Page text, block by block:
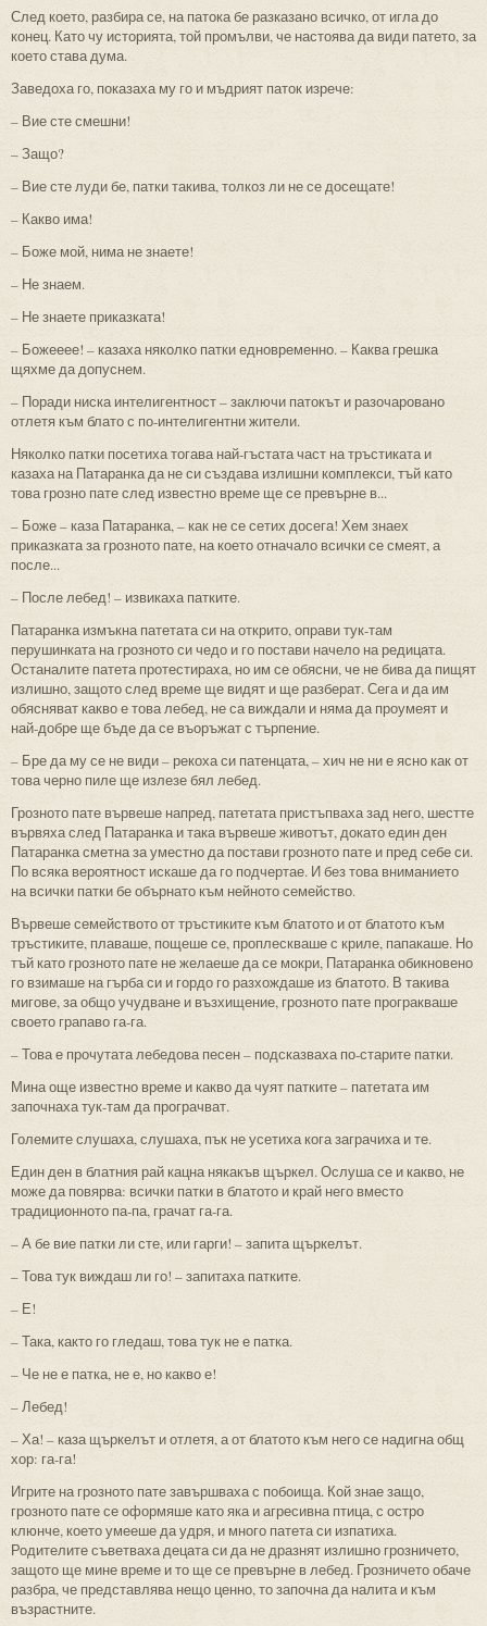
След което, разбира се, на патока бе разказано всичко, от игла до
конец. Като чу историята, той промълви, че настоява да види патето, за
което става дума.
Заведоха го, показаха му го и мъдрият паток изрече:
– Вие сте смешни!
– Защо?
– Вие сте луди бе, патки такива, толкоз ли не се досещате!
– Какво има!
– Боже мой, нима не знаете!
– Не знаем.
– Не знаете приказката!
– Божееее! – казаха няколко патки едновременно. – Каква грешка
щяхме да допуснем.
– Поради ниска интелигентност – заключи патокът и разочаровано
отлетя към блато с по-интелигентни жители.
Няколко патки посетиха тогава най-гъстата част на тръстиката и
казаха на Патаранка да не си създава излишни комплекси, тъй като
това грозно пате след известно време ще се превърне в...
– Боже – каза Патаранка, – как не се сетих досега! Хем знаех
приказката за грозното пате, на което отначало всички се смеят, а
после...
– После лебед! – извикаха патките.
Патаранка измъкна патетата си на открито, оправи тук-там
перушинката на грозното си чедо и го постави начело на редицата.
Останалите патета протестираха, но им се обясни, че не бива да пищят
излишно, защото след време ще видят и ще разберат. Сега и да им
обясняват какво е това лебед, не са виждали и няма да проумеят и
най-добре ще бъде да се въоръжат с търпение.
– Бре да му се не види – рекоха си патенцата, – хич не ни е ясно как от
това черно пиле ще излезе бял лебед.
Грозното пате вървеше напред, патетата пристъпваха зад него, шестте
вървяха след Патаранка и така вървеше животът, докато един ден
Патаранка сметна за уместно да постави грозното пате и пред себе си.
По всяка вероятност искаше да го подчертае. И без това вниманието
на всички патки бе обърнато към нейното семейство.
Вървеше семейството от тръстиките към блатото и от блатото към
тръстиките, плаваше, пощеше се, проплескваше с криле, папакаше. Но
тъй като грозното пате не желаеше да се мокри, Патаранка обикновено
го взимаше на гърба си и гордо го разхождаше из блатото. В такива
мигове, за общо учудване и възхищение, грозното пате програкваше
своето грапаво га-га.
– Това е прочутата лебедова песен – подсказваха по-старите патки.
Мина още известно време и какво да чуят патките – патетата им
започнаха тук-там да програчват.
Големите слушаха, слушаха, пък не усетиха кога заграчиха и те.
Един ден в блатния рай кацна някакъв щъркел. Ослуша се и какво, не
може да повярва: всички патки в блатото и край него вместо
традиционното па-па, грачат га-га.
– А бе вие патки ли сте, или гарги! – запита щъркелът.
– Това тук виждаш ли го! – запитаха патките.
– Е!
– Така, както го гледаш, това тук не е патка.
– Че не е патка, не е, но какво е!
– Лебед!
– Ха! – каза щъркелът и отлетя, а от блатото към него се надигна общ
хор: га-га!
Игрите на грозното пате завършваха с побоища. Кой знае защо,
грозното пате се оформяше като яка и агресивна птица, с остро
клюнче, което умееше да удря, и много патета си изпатиха.
Родителите съветваха децата си да не дразнят излишно грозничето,
защото ще мине време и то ще се превърне в лебед. Грозничето обаче
разбра, че представлява нещо ценно, то започна да налита и към
възрастните.